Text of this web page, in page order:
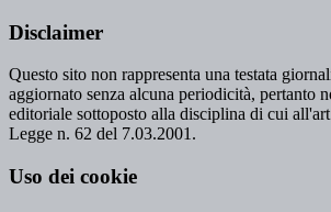
Disclaimer
Questo sito non rappresenta una testata
aggiornato senza alcuna periodicità, pertanto
editoriale sottoposto alla disciplina di cui
Legge n. 62 del 7.03.2001.
Uso dei cookie